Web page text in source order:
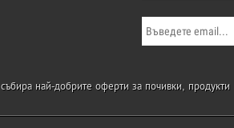
събира най-добрите оферти за почивки,